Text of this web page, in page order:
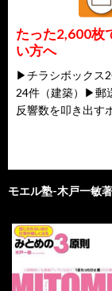
たった2,600枚
い方へ
▶チラシボックス
24件（建築）▶郵
反響数を叩き出す
モエル塾-木戸一敏